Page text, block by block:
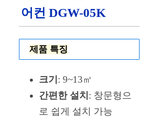
어컨 DGW-05K
제품 특징
크기 : 9~13㎡
간편한 설치 : 창문형으
로 쉽게 설치 가능